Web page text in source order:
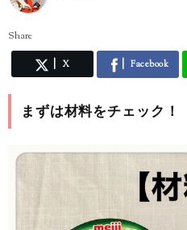
Share
X Facebook
まずは材料をチェック！